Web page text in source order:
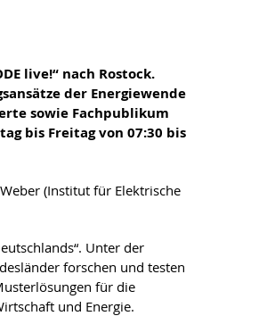
live!“ nach Rostock.
der Energiewende
sowie Fachpublikum
bis Freitag von 07:30 bis
(Institut für Elektrische
Unter der
forschen und testen
für die
und Energie.